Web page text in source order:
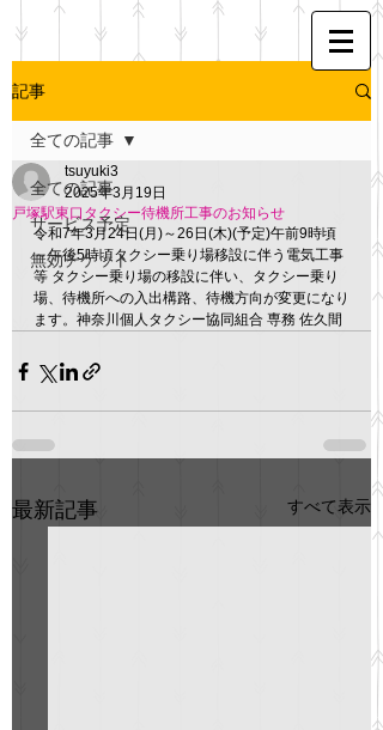
記事
全ての記事
サービス予定
無効チケット
全ての記事
戸塚駅東口タクシー待機所工事のお知らせ
tsuyuki3
2025年3月19日
令和7年3月24日(月)～26日(木)(予定)午前9時頃
～午後5時頃タクシー乗り場移設に伴う電気工事
等 タクシー乗り場の移設に伴い、タクシー乗り
場、待機所への入出構路、待機方向が変更になり
ます。神奈川個人タクシー協同組合 専務 佐久間
最新記事 すべて表示